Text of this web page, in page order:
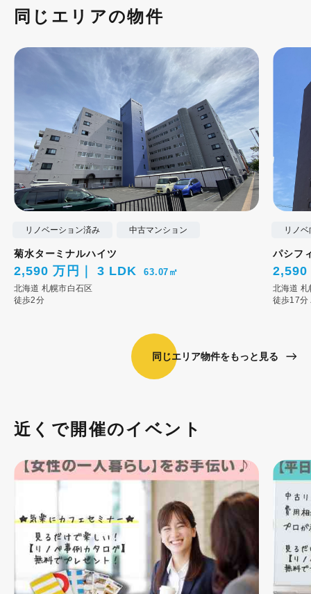
同じエリアの物件
リノベーション済み 中古マンション
菊水ターミナルハイツ
2,590 万円 3 LDK 63.07㎡
北海道 札幌市白石区
徒歩2分
リノ
パシフ
2,590
北海道 札
徒歩17分
同じエリア物件をもっと見る
近くで開催のイベント